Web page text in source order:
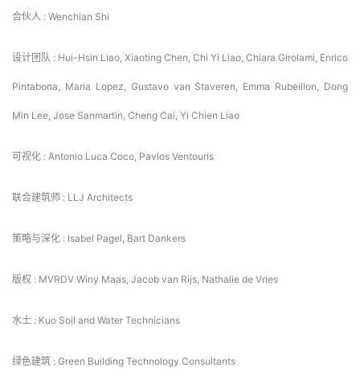
合伙人 : Wenchian Shi
设计团队 : Hui-Hsin Liao, Xiaoting Chen, Chi Yi Liao, Chiara Girolami, Enrico
Pintabona, Maria Lopez, Gustavo van Staveren, Emma Rubeillon, Dong
Min Lee, Jose Sanmartin, Cheng Cai, Yi Chien Liao
可视化 : Antonio Luca Coco, Pavlos Ventouris
联合建筑师 : LLJ Architects
策略与深化 : Isabel Pagel, Bart Dankers
版权 : MVRDV Winy Maas, Jacob van Rijs, Nathalie de Vries
水土 : Kuo Soil and Water Technicians
绿色建筑 : Green Building Technology Consultants